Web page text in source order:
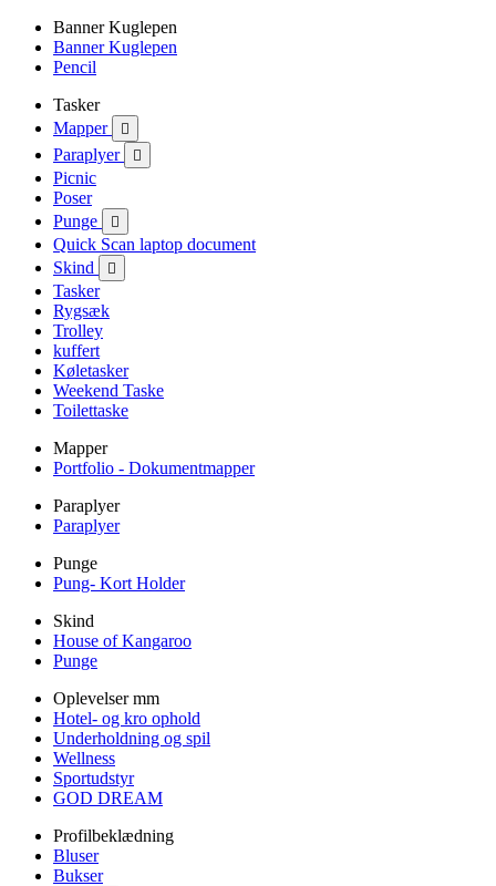
Banner Kuglepen
Banner Kuglepen
Pencil
Tasker
Mapper

Paraplyer 
Picnic
Poser
Punge

Quick Scan laptop document
Skind

Tasker
Rygsæk
Trolley
kuffert
Køletasker
Weekend Taske
Toilettaske
Mapper
Portfolio - Dokumentmapper
Paraplyer
Paraplyer
Punge
Pung- Kort Holder
Skind
House of Kangaroo
Punge
Oplevelser mm
Hotel- og kro ophold
Underholdning og spil
Wellness
Sportudstyr
GOD DREAM
Profilbeklædning
Bluser
Bukser